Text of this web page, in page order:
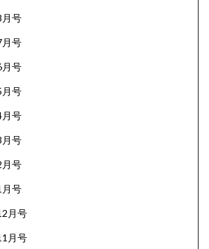
号
号
号
号
号
号
号
号
月号
月号